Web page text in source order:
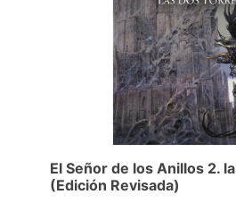
El Señor de los Anillos 2.
(Edición Revisada)